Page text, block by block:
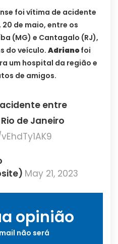
foi vítima de acidente
de maio, entre os
(MG) e Cantagalo (RJ),
do veículo. Adriano foi
um hospital da região e
de amigos.
entre
de Janeiro
May 21, 2023
opinião
não será